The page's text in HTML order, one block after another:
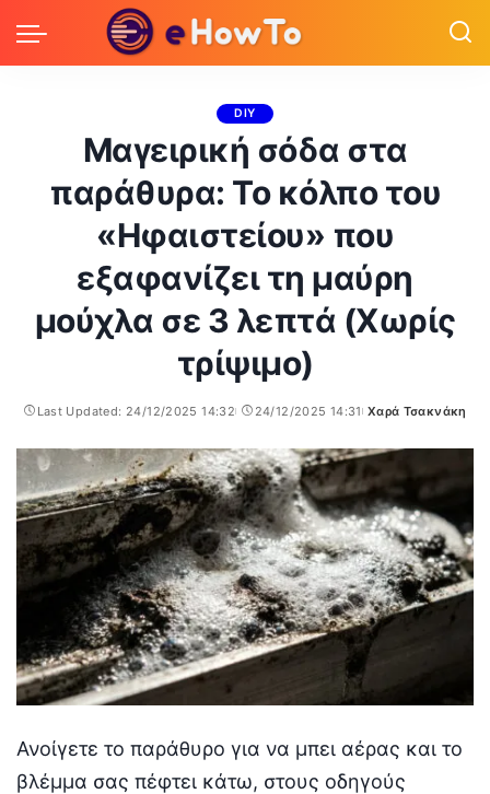
DIY
Μαγειρική σόδα στα
παράθυρα: Το κόλπο του
«Ηφαιστείου» που
εξαφανίζει τη μαύρη
μούχλα σε 3 λεπτά (Χωρίς
τρίψιμο)
Last Updated: 24/12/2025 14:32 24/12/2025 14:31
Posted
Χαρά Τσακνάκη
Ανοίγετε το παράθυρο για να μπει αέρας και το
βλέμμα σας πέφτει κάτω, στους οδηγούς